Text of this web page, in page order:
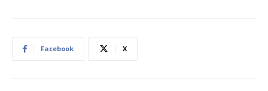
Facebook X